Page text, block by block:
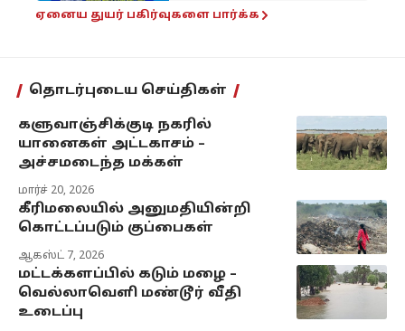
ஏனைய துயர் பகிர்வுகளை பார்க்க
தொடர்புடைய செய்திகள்
களுவாஞ்சிக்குடி நகரில்
யானைகள் அட்டகாசம் –
அச்சமடைந்த மக்கள்
மார்ச் 20, 2026
கீரிமலையில் அனுமதியின்றி
கொட்டப்படும் குப்பைகள்
ஆகஸ்ட் 7, 2026
மட்டக்களப்பில் கடும் மழை –
வெல்லாவெளி மண்டூர் வீதி
உடைப்பு